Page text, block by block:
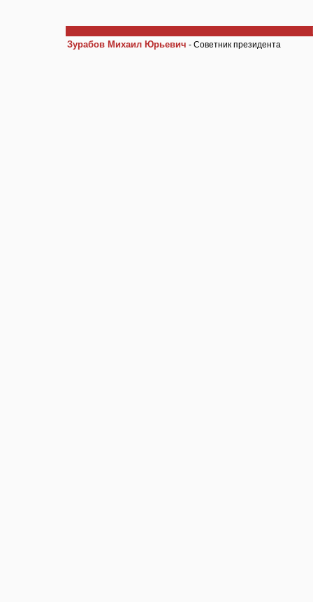
Зурабов Михаил Юрьевич - Советник президента